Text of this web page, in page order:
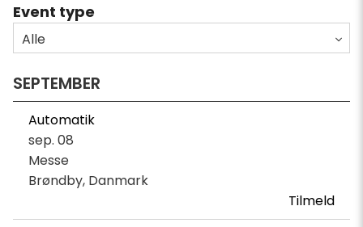
Event type
Alle
SEPTEMBER
Automatik
sep. 08
Messe
Brøndby, Danmark
Tilmeld